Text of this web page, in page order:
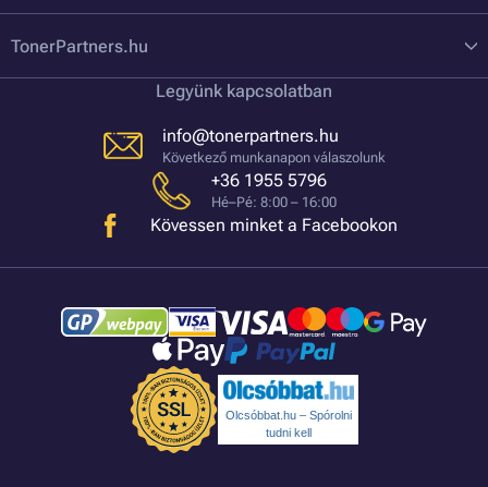
TonerPartners.hu
Legyünk kapcsolatban
info@tonerpartners.hu
Következő munkanapon válaszolunk
+36 1955 5796
Hé–Pé: 8:00 – 16:00
Kövessen minket a Facebookon
Olcsóbbat.hu – Spórolni
tudni kell